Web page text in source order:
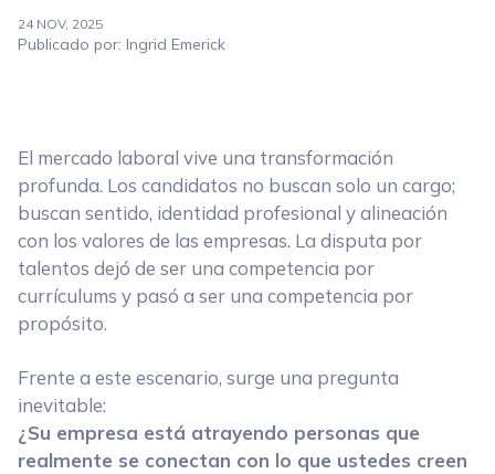
24 NOV, 2025
Publicado por: Ingrid Emerick
El mercado laboral vive una transformación
profunda. Los candidatos no buscan solo un cargo;
buscan sentido, identidad profesional y alineación
con los valores de las empresas. La disputa por
talentos dejó de ser una competencia por
currículums y pasó a ser una competencia por
propósito.
Frente a este escenario, surge una pregunta
inevitable:
¿Su empresa está atrayendo personas que
realmente se conectan con lo que ustedes creen